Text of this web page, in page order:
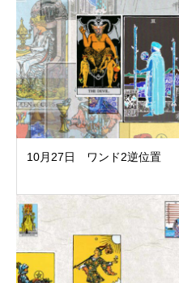
10月27日 ワンド2逆位置